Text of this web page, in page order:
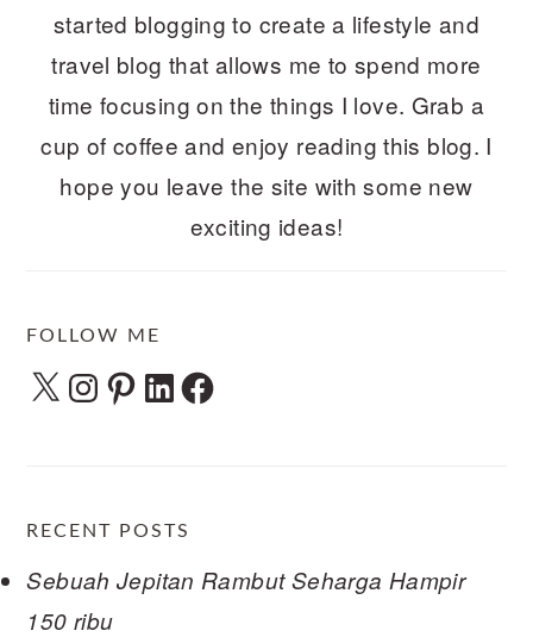
started blogging to create a lifestyle and
travel blog that allows me to spend more
time focusing on the things I love. Grab a
cup of coffee and enjoy reading this blog. I
hope you leave the site with some new
exciting ideas!
FOLLOW ME
X Instagram
Pinterest
LinkedInFacebook
RECENT POSTS
Sebuah Jepitan Rambut Seharga Hampir
150 ribu